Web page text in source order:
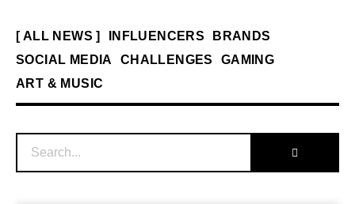
[ ALL NEWS ] INFLUENCERS
BRANDS
SOCIAL MEDIA
CHALLENGES
GAMING
ART & MUSIC